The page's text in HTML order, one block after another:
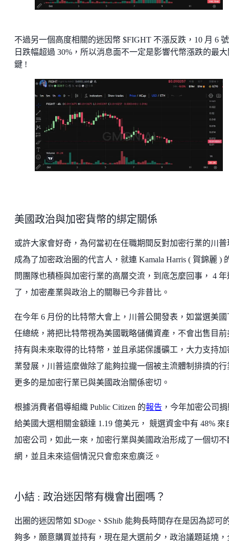
不過另一個高度相關的迷因幣 $FIGHT 不漲反跌，10 月 6
日跌幅超過 30%，所以消息面不一定是影響代幣漲跌的最
鍵 !
美國政治與加密貨幣的綁定關係
或許大家會好奇，為何當初在任職期間反對加密行業的川普
成為了加密政治圈的代言人，就連 Kamala Harris ( 賀錦麗 )
問團隊也積極與加密行業的高層交流，到底怎麼回事， 4 年
了，加密產業與政治上的關聯已今非昔比。
在今年 6 月份的比特幣大會上，川普公開發表，如當選美國
任總統，將把比特幣視為美國戰略儲備資產，不會出售目前
持有與未來取得的比特幣，並且承諾保護礦工，大力支持加
業發展，川普這麼做除了能夠拉攏一個被主流體制排擠的行
更多的是加密行業已與美國政治關係密切。
根據消費者倡導組織 Public Citizen 的報告 ，今年加密公司
給美國大選相關金額達 1.19 億美元， 競選資金中有 48% 來
加密公司，如此一來，加密行業與美國政治形成了一個切不
網，並且未來這個情況只會愈來愈廣泛。
小結 : 政治迷因幣有機會出圈嗎？
出圈的迷因幣如 $Doge、$Shib 能夠長時間存在是因為認可
夠多，願意購買並持有，現在是大選前夕，政治議題延燒，